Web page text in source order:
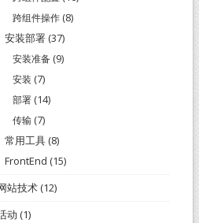
跨组件操作 (8)
安装部署 (37)
安装准备 (9)
安装 (7)
部署 (14)
传输 (7)
常用工具 (8)
FrontEnd (15)
站技术(12)
动 (1)